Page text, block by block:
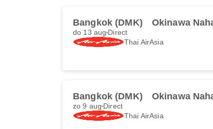
Bangkok (DMK) Okinawa
do 13 aug Direct
Thai AirAsia
Bangkok (DMK) Okinawa
zo 9 aug Direct
Thai AirAsia